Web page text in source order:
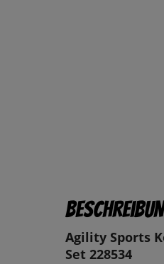
Agility Sports
Set 228534